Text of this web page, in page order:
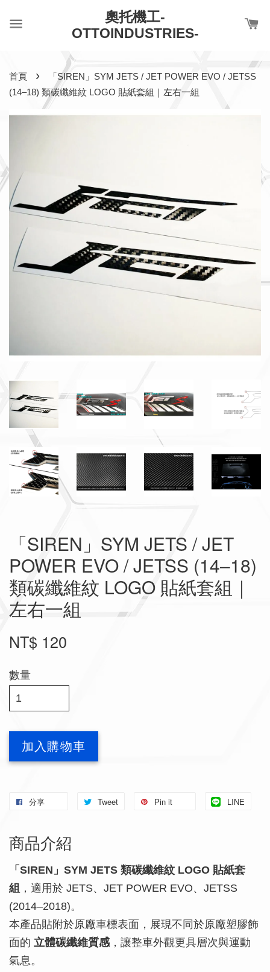
奧托機工-
OTTOINDUSTRIES-
首頁 ›
「SIREN」SYM JETS / JET POWER EVO / JETSS
(14–18) 類碳纖維紋 LOGO 貼紙套組｜左右一組
「SIREN」SYM JETS / JET
POWER EVO / JETSS (14–18)
類碳纖維紋 LOGO 貼紙套組｜
左右一組
NT$ 120
數量
加入購物車
分享 Tweet Pin it LINE
商品介紹
「SIREN」SYM JETS 類碳纖維紋 LOGO 貼紙套
組 ，適用於 JETS、JET POWER EVO、JETSS
(2014–2018)。
本產品貼附於原廠車標表面，展現不同於原廠塑膠飾
面的 立體碳纖維質感，讓整車外觀更具層次與運動
氣息。